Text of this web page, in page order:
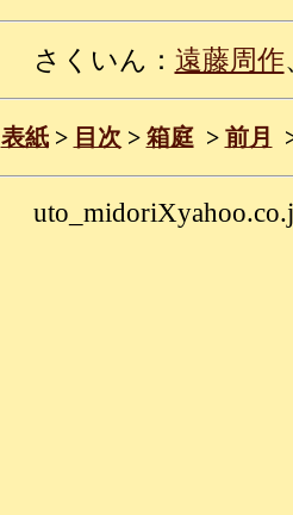
さくいん： 遠藤周作
表紙> 目次 > 箱庭> 前月